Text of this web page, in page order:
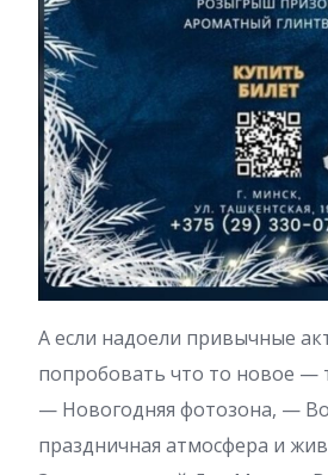
А если надоели привычные
попробовать что то новое —
— Новогодняя фотозона, —
праздничная атмосфера и